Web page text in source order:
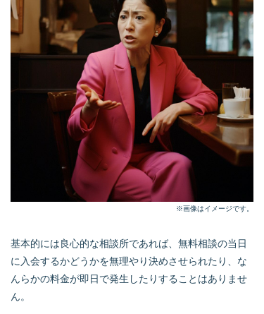
※画像はイメージです。
基本的には良心的な相談所であれば、無料相談の当日
に入会するかどうかを無理やり決めさせられたり、な
んらかの料金が即日で発生したりすることはありませ
ん。